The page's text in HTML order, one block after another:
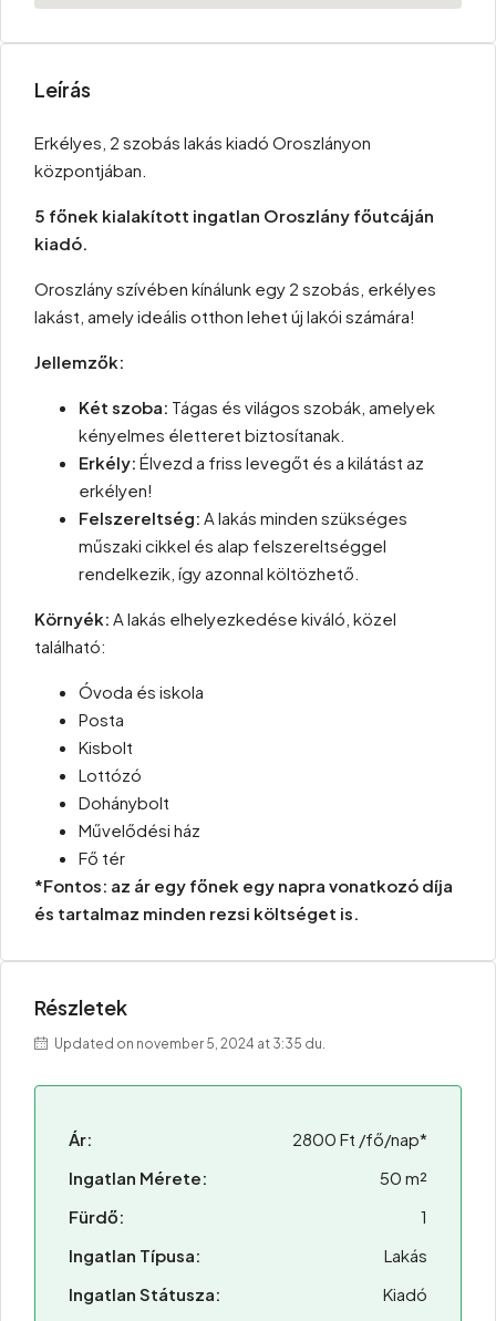
Leírás
Erkélyes, 2 szobás lakás kiadó Oroszlányon
központjában.
5 főnek kialakított ingatlan Oroszlány főutcáján
kiadó.
Oroszlány szívében kínálunk egy 2 szobás, erkélyes
lakást, amely ideális otthon lehet új lakói számára!
Jellemzők:
Két szoba: Tágas és világos szobák, amelyek
kényelmes életteret biztosítanak.
Erkély: Élvezd a friss levegőt és a kilátást az
erkélyen!
Felszereltség: A lakás minden szükséges
műszaki cikkel és alap felszereltséggel
rendelkezik, így azonnal költözhető.
Környék: A lakás elhelyezkedése kiváló, közel
található:
Óvoda és iskola
Posta
Kisbolt
Lottózó
Dohánybolt
Művelődési ház
Fő tér
*Fontos: az ár egy főnek egy napra vonatkozó díja
és tartalmaz minden rezsi költséget is.
Részletek
Updated on november 5, 2024 at 3:35 du.
Ár:
2800 Ft /fő/nap*
Ingatlan Mérete:
50 m²
Fürdő:
1
Ingatlan Típusa:
Lakás
Ingatlan Státusza:
Kiadó